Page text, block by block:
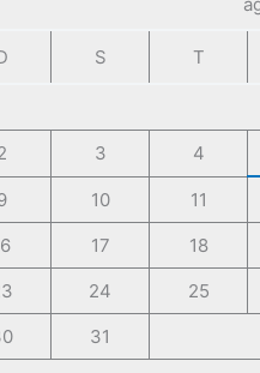
S T
3 4
10 11
17 18
24 25
31